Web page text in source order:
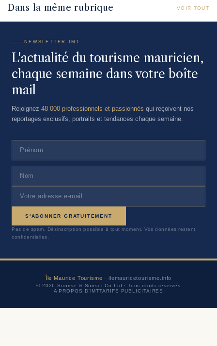
Dans la même rubrique VOIR TOUT
NEWSLETTER IMT
L'actualité du tourisme mauricien,
chaque semaine dans votre boîte
mail
Rejoignez 48 000 professionnels et passionnés qui reçoivent nos
reportages exclusifs, portraits et tendances chaque semaine.
S'ABONNER GRATUITEMENT
Pas de spam. Désinscription possible à tout moment. Vos données restent
confidentielles.
Île Maurice Tourisme · ilemauricetourisme.info
© 2026 Sunrise & Sunset Co Ltd · Tous droits réservés
A PROPOS D'IMTTARIFS PUBLICITAIRES